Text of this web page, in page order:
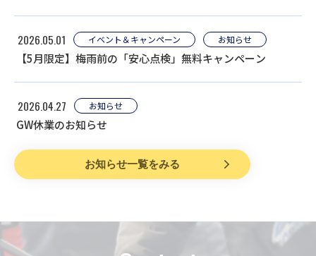
2026.05.01 イベント＆キャンペーン お知らせ
【5月限定】梅雨前の「安心点検」無料キャンペーン
2026.04.27 お知らせ
GW休業のお知らせ
お知らせ一覧をみる